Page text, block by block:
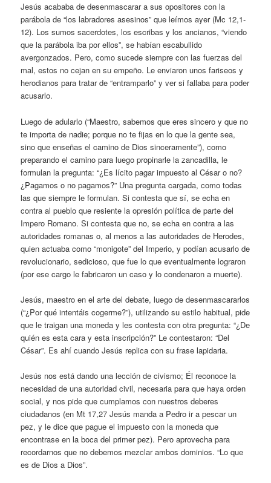
Jesús acababa de desenmascarar a sus opositores con la
parábola de “los labradores asesinos” que leímos ayer (Mc 12,1-
12). Los sumos sacerdotes, los escribas y los ancianos, “viendo
que la parábola iba por ellos”, se habían escabullido
avergonzados. Pero, como sucede siempre con las fuerzas del
mal, estos no cejan en su empeño. Le enviaron unos fariseos y
herodianos para tratar de “entramparlo” y ver si fallaba para poder
acusarlo.
Luego de adularlo (“Maestro, sabemos que eres sincero y que no
te importa de nadie; porque no te fijas en lo que la gente sea,
sino que enseñas el camino de Dios sinceramente”), como
preparando el camino para luego propinarle la zancadilla, le
formulan la pregunta: “¿Es lícito pagar impuesto al César o no?
¿Pagamos o no pagamos?” Una pregunta cargada, como todas
las que siempre le formulan. Si contesta que sí, se echa en
contra al pueblo que resiente la opresión política de parte del
Impero Romano. Si contesta que no, se echa en contra a las
autoridades romanas o, al menos a las autoridades de Herodes,
quien actuaba como “monigote” del Imperio, y podían acusarlo de
revolucionario, sedicioso, que fue lo que eventualmente lograron
(por ese cargo le fabricaron un caso y lo condenaron a muerte).
Jesús, maestro en el arte del debate, luego de desenmascararlos
(“¿Por qué intentáis cogerme?”), utilizando su estilo habitual, pide
que le traigan una moneda y les contesta con otra pregunta: “¿De
quién es esta cara y esta inscripción?” Le contestaron: “Del
César”. Es ahí cuando Jesús replica con su frase lapidaria.
Jesús nos está dando una lección de civismo; Él reconoce la
necesidad de una autoridad civil, necesaria para que haya orden
social, y nos pide que cumplamos con nuestros deberes
ciudadanos (en Mt 17,27 Jesús manda a Pedro ir a pescar un
pez, y le dice que pague el impuesto con la moneda que
encontrase en la boca del primer pez). Pero aprovecha para
recordarnos que no debemos mezclar ambos dominios. “Lo que
es de Dios a Dios”.